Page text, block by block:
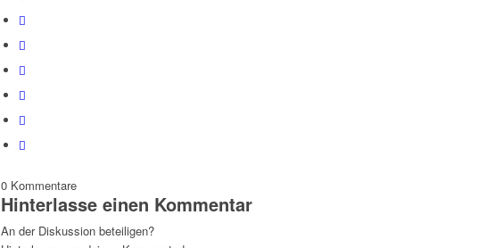
0 Kommentare
Hinterlasse einen Kommentar
An der Diskussion beteiligen?